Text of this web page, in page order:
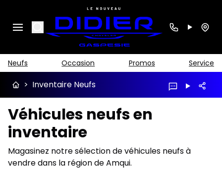
Search
Neufs Occasion Promos Service
> Inventaire Neufs
Véhicules neufs en
inventaire
Magasinez notre sélection de véhicules neufs à
vendre dans la région de Amqui.